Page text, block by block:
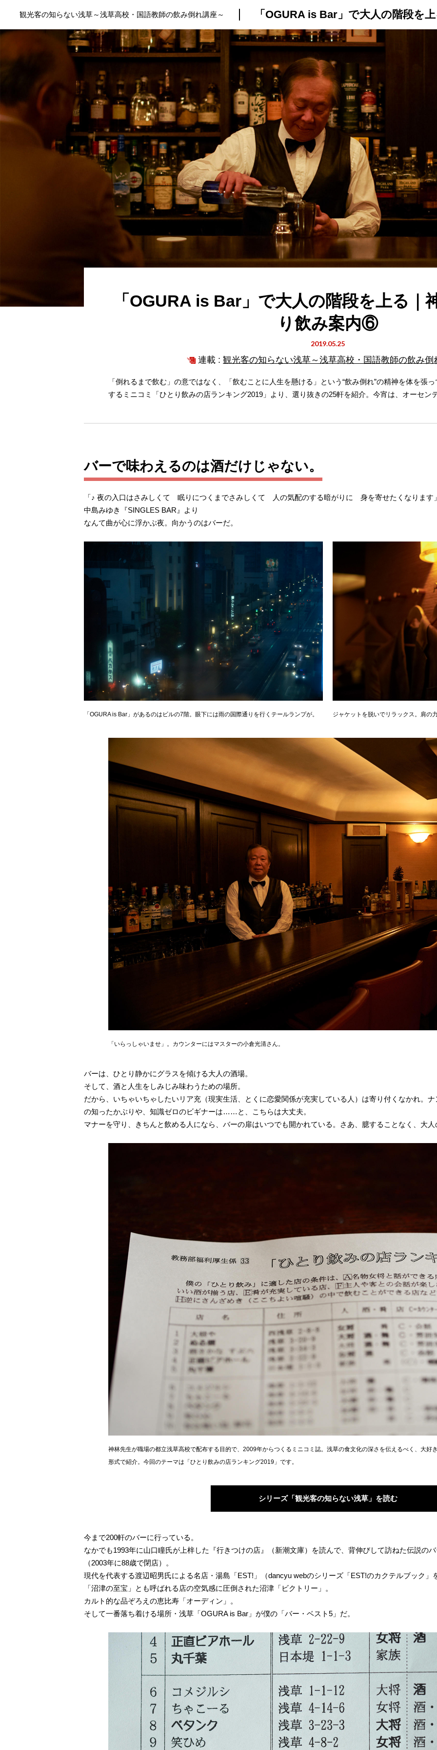
プロが教えるレシピ 厳選！店探し 食のストーリー
観光客の知らない浅草～浅草高校・国語教師の飲み倒れ講座～ 「OGURA is Bar」で大人の階段を
「OGURA is Bar」で大人の階段を上る｜
り飲み案内⑥
2019.05.25
連載 : 観光客の知らない浅草～浅草高校・国語教師の飲み倒
「倒れるまで飲む」の意ではなく、「飲むことに人生を懸ける」という“飲み倒れ”の精神を体を張
するミニコミ「ひとり飲みの店ランキング2019」より、選り抜きの25軒を紹介。今宵は、オーセン
バーで味わえるのは酒だけじゃない。
「♪ 夜の入口はさみしくて 眠りにつくまでさみしくて 人の気配のする暗がりに 身を寄せたくなります
中島みゆき『SINGLES BAR』より
なんて曲が心に浮かぶ夜。向かうのはバーだ。
「OGURA is Bar」があるのはビルの7階。眼下には雨の国際通りを行くテールランプが。 ジャケットを脱いでリラックス。肩の
「いらっしゃいませ」。カウンターにはマスターの小倉光清さん。
バーは、ひとり静かにグラスを傾ける大人の酒場。
そして、酒と人生をしみじみ味わうための場所。
だから、いちゃいちゃしたいリア充（現実生活、とくに恋愛関係が充実している人）は寄り付くなかれ。
の知ったかぶりや、知識ゼロのビギナーは……と、こちらは大丈夫。
マナーを守り、きちんと飲める人になら、バーの扉はいつでも開かれている。さあ、臆することなく、大
神林先生が職場の都立浅草高校で配布する目的で、2009年からつくるミニコミ誌。浅草の食文化の深さを伝えるべく、大好
形式で紹介。今回のテーマは「ひとり飲みの店ランキング2019」です。
シリーズ「観光客の知らない浅草」を読む
今まで200軒のバーに行っている。
なかでも1993年に山口瞳氏が上梓した『行きつけの店』（新潮文庫）を読んで、背伸びして訪ねた伝説の
（2003年に88歳で閉店）。
現代を代表する渡辺昭男氏による名店・湯島「EST!」（dancyu webのシリーズ「EST!のカクテルブック」
「沼津の至宝」とも呼ばれる店の空気感に圧倒された沼津「ビクトリー」。
カルト的な品ぞろえの恵比寿「オーディン」。
そして一番落ち着ける場所・浅草「OGURA is Bar」が僕の「バー・ベスト5」だ。